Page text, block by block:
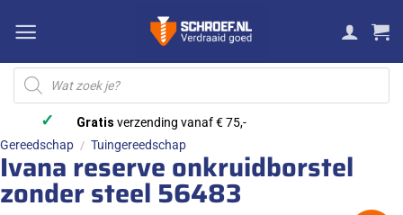
naar
inhoud
Producten
zoeken
✓ Gratis verzending vanaf € 75,-
Gereedschap / Tuingereedschap
Ivana reserve onkruidborstel
zonder steel 56483